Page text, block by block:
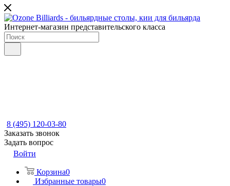
Интернет-магазин представительского класса
8 (495) 120-03-80
Заказать звонок
Задать вопрос
Войти
Корзина0
Избранные товары0